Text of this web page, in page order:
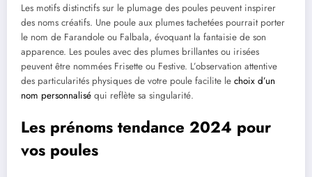
Les motifs distinctifs sur le plumage des poules peuvent inspirer
des noms créatifs. Une poule aux plumes tachetées pourrait porter
le nom de Farandole ou Falbala, évoquant la fantaisie de son
apparence. Les poules avec des plumes brillantes ou irisées
peuvent être nommées Frisette ou Festive. L’observation attentive
des particularités physiques de votre poule facilite le choix d’un
nom personnalisé qui reflète sa singularité.
Les prénoms tendance 2024 pour
vos poules